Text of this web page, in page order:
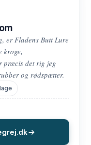
er Fladens Butt Lure
kroge,
præcis det rig jeg
og rødspætter.